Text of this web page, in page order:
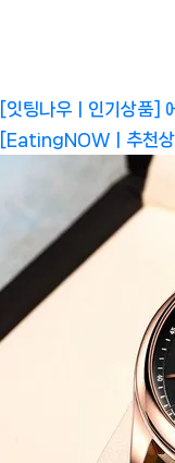
[잇팅나우ㅣ인기상품]
[EatingNOWㅣ추천